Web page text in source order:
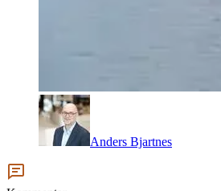
Anders Bjartnes